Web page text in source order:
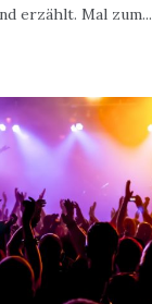
erzählt. Mal zum...